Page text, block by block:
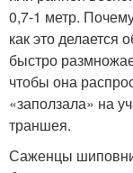
0,7-1 метр.
как это делается
быстро
чтобы она
«заползала» на
траншея.
Саженцы